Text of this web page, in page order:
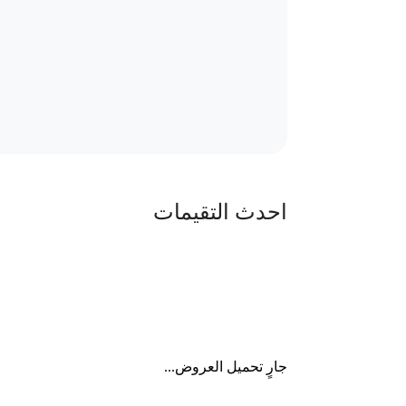
احدث التقيمات
جارٍ تحميل العروض...